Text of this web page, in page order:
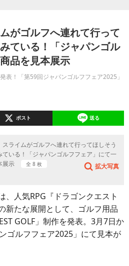
がゴルフへ連れて行って
ている！「ジャパンゴル
品を見本展示
表！「第59回ジャパンゴルフフェア2025」
ポスト 送る
スライムがゴルフへ連れて行ってほしそう
ている！「ジャパンゴルフフェア」にて一
展示
全 8 枚 拡大写真
、人気RPG『ドラゴンクエスト
新たな展開として、ゴルフ用品
GOLF」制作を発表。3月7日か
ゴルフフェア2025」にて見本が